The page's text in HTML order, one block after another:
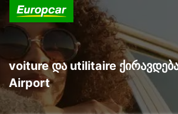
voiture და utilitaire
Airport